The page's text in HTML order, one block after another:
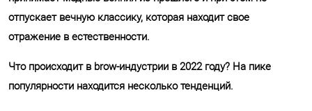
Отправить
Обработку своих персональных
отпускает вечную классику, которая находит свое
отражение в естественности.
Что происходит в brow-индустрии в 2022 году? На пике
популярности находится несколько тенденций.